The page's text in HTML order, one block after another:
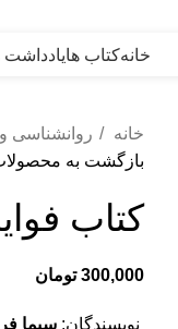
خانهکتاب هایادداشت
خانه روانشناسی
بازگشت به
کتاب
300,000 تومان
نویسندگان: سیما